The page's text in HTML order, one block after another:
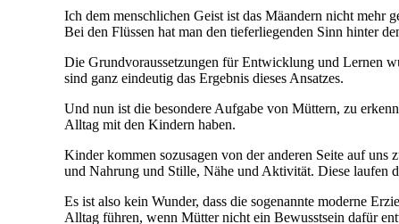
Ich dem menschlichen Geist ist das Mäandern nicht mehr
Bei den Flüssen hat man den tieferliegenden Sinn hinter
Die Grundvoraussetzungen für Entwicklung und Lernen
sind ganz eindeutig das Ergebnis dieses Ansatzes.
Und nun ist die besondere Aufgabe von Müttern, zu
Alltag mit den Kindern haben.
Kinder kommen sozusagen von der anderen Seite auf
und Nahrung und Stille, Nähe und Aktivität. Diese laufen
Es ist also kein Wunder, dass die sogenannte moderne
Alltag führen, wenn Mütter nicht ein Bewusstsein dafür